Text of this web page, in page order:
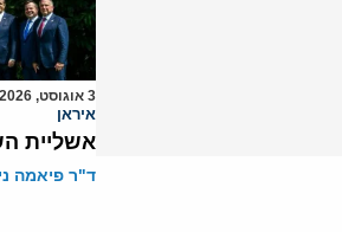
3 אוגוסט, 2026
איראן
אשליית
ד"ר פיאמה